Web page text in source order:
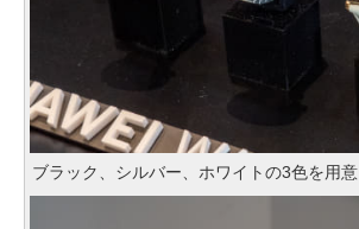
ブラック、シルバー、ホワイトの3色を用意